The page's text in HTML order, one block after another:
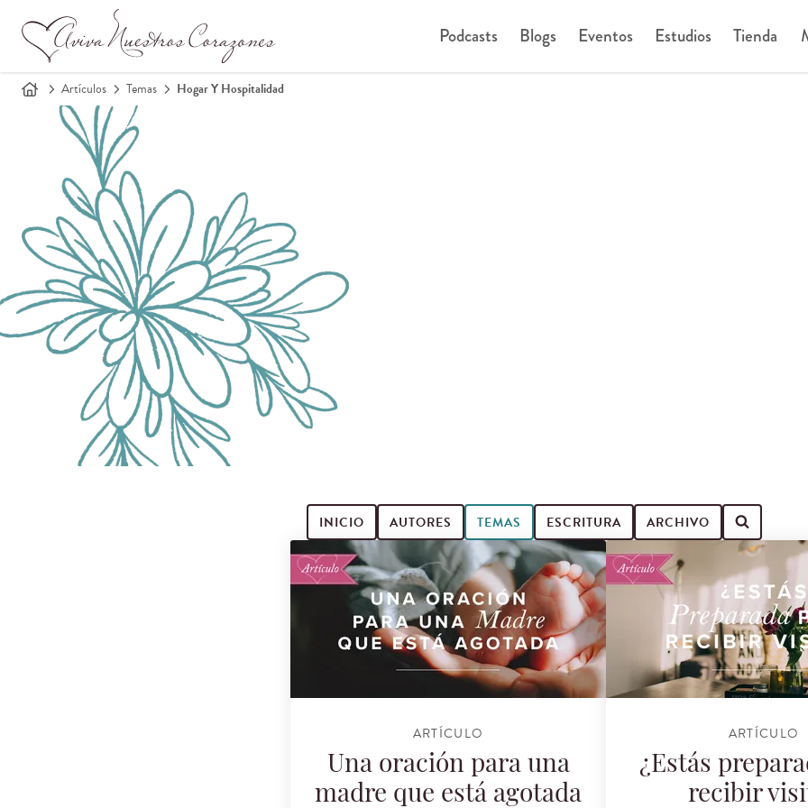
Podcasts Blogs Eventos Estudios Tienda
Artículos Temas Hogar Y Hospitalidad
INICIO AUTORES TEMAS ESCRITURA ARCHIVO
Buscar artículos
ARTÍCULO
Una oración para una
madre que está agotada
ARTÍCULO
¿Estás
recibir